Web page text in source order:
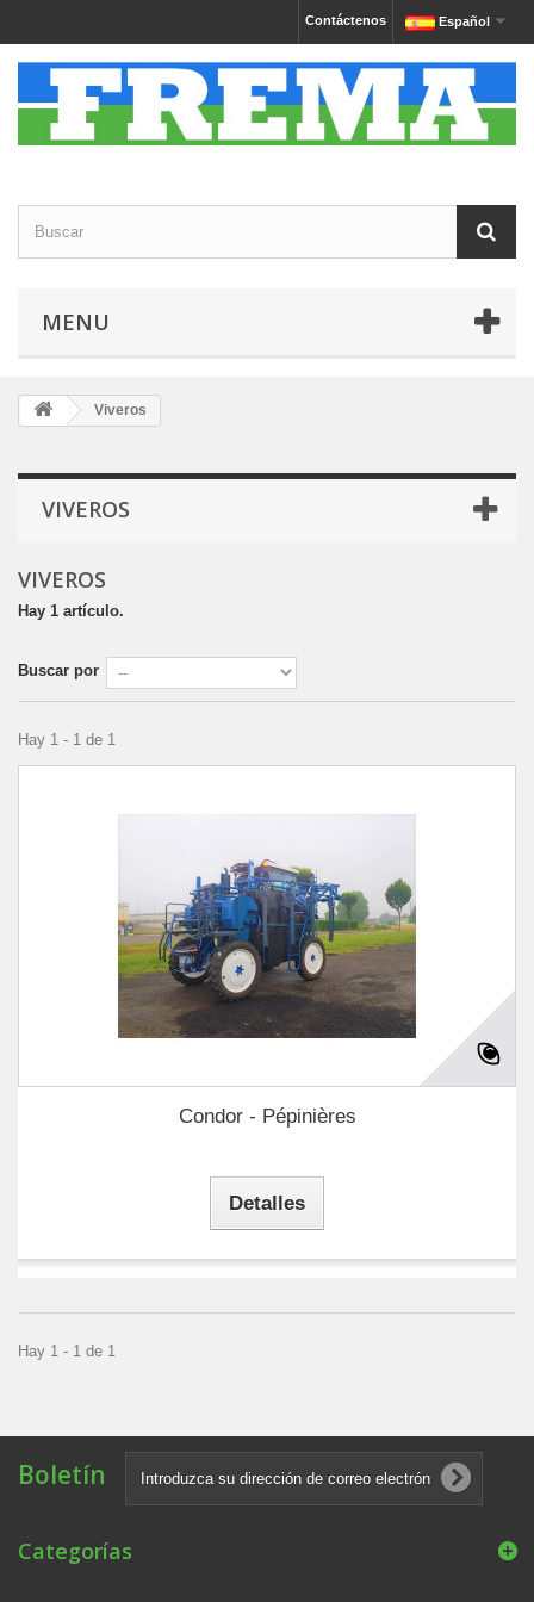
Español
Contáctenos
MENU
Viveros
VIVEROS
VIVEROS
Hay 1 artículo.
Buscar por
Hay 1 - 1 de 1
Condor - Pépinières
Detalles
Hay 1 - 1 de 1
Boletín
Categorías